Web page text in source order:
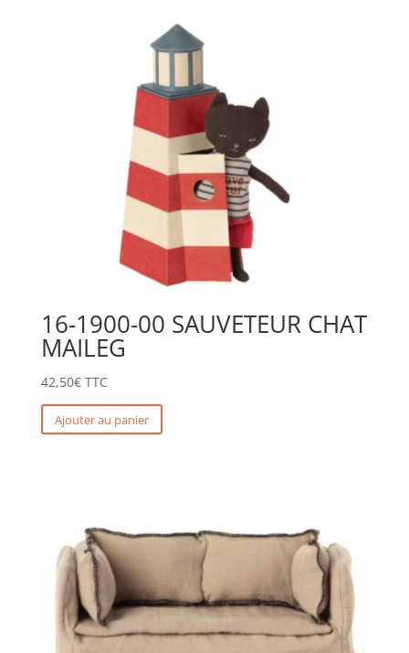
16-1900-00 SAUVETEUR CHAT
MAILEG
42,50€ TTC
Ajouter au panier